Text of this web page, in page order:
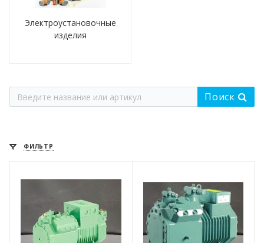
Электроустановочные
изделия
Поиск
ФИЛЬТР